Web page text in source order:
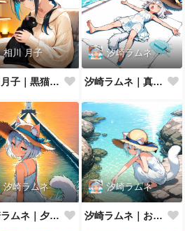
相川 月子
相川月子｜黒猫とニットの休日
汐崎ラムネ
汐崎ラムネ｜真夏の防波堤でとろけ猫
汐崎ラムネ
汐崎ラムネ｜夕暮れの防波堤
汐崎ラムネ
汐崎ラムネ｜およげない猫っ子